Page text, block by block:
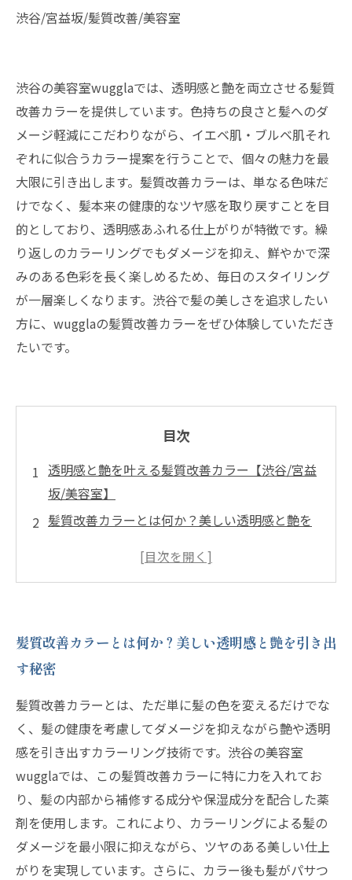
渋谷/宮益坂/髪質改善/美容室
渋谷の美容室wugglaでは、透明感と艶を両立させる髪質
改善カラーを提供しています。色持ちの良さと髪へのダ
メージ軽減にこだわりながら、イエベ肌・ブルベ肌それ
ぞれに似合うカラー提案を行うことで、個々の魅力を最
大限に引き出します。髪質改善カラーは、単なる色味だ
けでなく、髪本来の健康的なツヤ感を取り戻すことを目
的としており、透明感あふれる仕上がりが特徴です。繰
り返しのカラーリングでもダメージを抑え、鮮やかで深
みのある色彩を長く楽しめるため、毎日のスタイリング
が一層楽しくなります。渋谷で髪の美しさを追求したい
方に、wugglaの髪質改善カラーをぜひ体験していただき
たいです。
目次
透明感と艶を叶える髪質改善カラー【渋谷/宮益
坂/美容室】
髪質改善カラーとは何か？美しい透明感と艶を
似合う色を見極める！イエベとブルベへのカラ
密
髪へのやさしさを追求したカラーリングで、繰
渋谷wugglaで体験する、理想の透明感と艶のあ
る髪色の完成形
髪質改善カラーとは何か？美しい透明感と艶を引き出
す秘密
髪質改善カラーとは、ただ単に髪の色を変えるだけでな
く、髪の健康を考慮してダメージを抑えながら艶や透明
感を引き出すカラーリング技術です。渋谷の美容室
wugglaでは、この髪質改善カラーに特に力を入れてお
り、髪の内部から補修する成分や保湿成分を配合した薬
剤を使用します。これにより、カラーリングによる髪の
ダメージを最小限に抑えながら、ツヤのある美しい仕上
がりを実現しています。さらに、カラー後も髪がパサつ